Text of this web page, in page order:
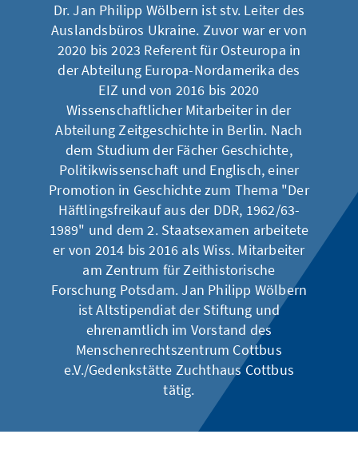
Dr. Jan Philipp Wölbern ist stv. Leiter des
Auslandsbüros Ukraine. Zuvor war er von
2020 bis 2023 Referent für Osteuropa in
der Abteilung Europa-Nordamerika des
EIZ und von 2016 bis 2020
Wissenschaftlicher Mitarbeiter in der
Abteilung Zeitgeschichte in Berlin. Nach
dem Studium der Fächer Geschichte,
Politikwissenschaft und Englisch, einer
Promotion in Geschichte zum Thema "Der
Häftlingsfreikauf aus der DDR, 1962/63-
1989" und dem 2. Staatsexamen arbeitete
er von 2014 bis 2016 als Wiss. Mitarbeiter
am Zentrum für Zeithistorische
Forschung Potsdam. Jan Philipp Wölbern
ist Altstipendiat der Stiftung und
ehrenamtlich im Vorstand des
Menschenrechtszentrum Cottbus
e.V./Gedenkstätte Zuchthaus Cottbus
tätig.